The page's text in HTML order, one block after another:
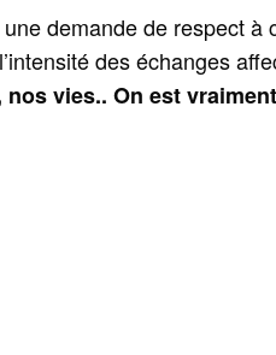
demande de respect à
des échanges
vies.. On est